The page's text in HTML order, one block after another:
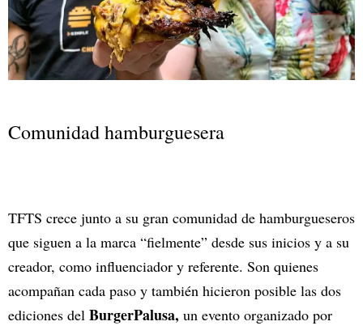
Comunidad hamburguesera
TFTS crece junto a su gran comunidad de hamburgueseros
que siguen a la marca “fielmente” desde sus inicios y a su
creador, como influenciador y referente. Son quienes
acompañan cada paso y también hicieron posible las dos
ediciones del BurgerPalusa, un evento organizado por